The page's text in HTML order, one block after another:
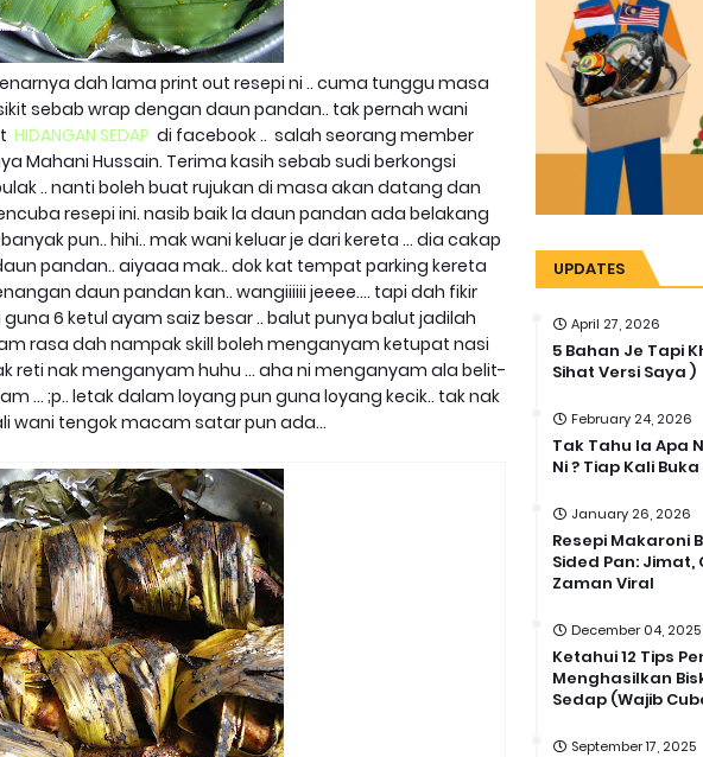
dah lama print out resepi ni .. cuma tunggu masa
sebab wrap dengan daun pandan.. tak pernah wani
HIDANGAN SEDAP di facebook .. salah seorang member
Mahani Hussain. Terima kasih sebab sudi berkongsi
.. nanti boleh buat rujukan di masa akan datang dan
resepi ini. nasib baik la daun pandan ada belakang
pun.. hihi.. mak wani keluar je dari kereta ... dia cakap
pandan.. aiyaaa mak.. dok kat tempat parking kereta
daun pandan kan.. wangiiiiii jeeee.... tapi dah fikir
6 ketul ayam saiz besar .. balut punya balut jadilah
rasa dah nampak skill boleh menganyam ketupat nasi
reti nak menganyam huhu ... aha ni menganyam ala belit-
... ;p.. letak dalam loyang pun guna loyang kecik.. tak nak
wani tengok macam satar pun ada...
UPDATES
April 27, 2026
5 Bahan Je Tapi
Sihat Versi Saya )
February 24, 2026
Tak Tahu la Apa
Ni ? Tiap Kali
January 26, 2026
Resepi Makaroni
Sided Pan:
Zaman Viral
December 04, 2025
Ketahui 12 Tips
Menghasilkan
Sedap (Wajib
September 17, 2025